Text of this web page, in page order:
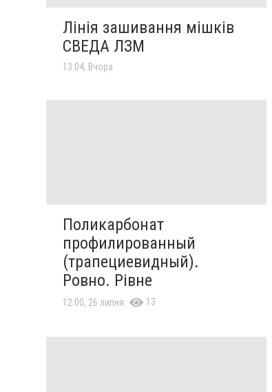
Лінія зашивання мішків
СВЕДА ЛЗМ
13:04, Вчора
Поликарбонат
профилированный
(трапециевидный).
Ровно. Рівне
12:00, 26 липня 13